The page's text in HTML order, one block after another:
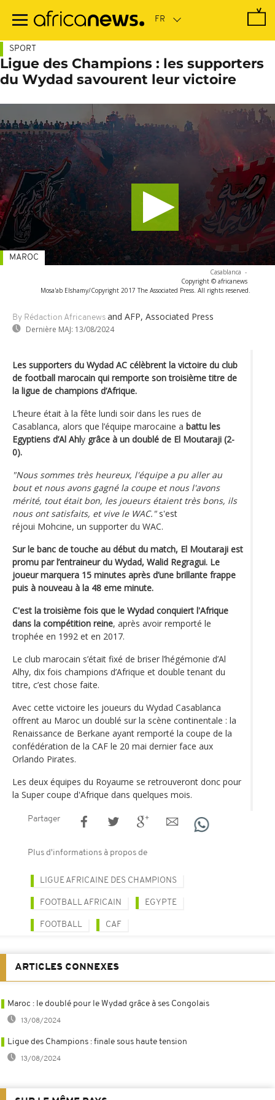
contenu
SPORT
Ligue des Champions : les supporters
du Wydad savourent leur victoire
Casablanca -
Copyright © africanews
Mosa'ab Elshamy/Copyright 2017 The Associated Press. All rights reserved.
By Rédaction Africanews and AFP, Associated Press
Dernière MAJ: 13/08/2024
MAROC
Les supporters du Wydad AC célèbrent la victoire du club
de football marocain qui remporte son troisième titre de
la ligue de champions d’Afrique.
L’heure était à la fête lundi soir dans les rues de
Casablanca, alors que l’équipe marocaine a battu les
Egyptiens d’Al Ahly grâce à un doublé de El Moutaraji (2-
0).
"Nous sommes très heureux, l'équipe a pu aller au
bout et nous avons gagné la coupe et nous l'avons
mérité, tout était bon, les joueurs étaient très bons, ils
nous ont satisfaits, et vive le WAC."s'est
réjoui Mohcine, un supporter du WAC.
Sur le banc de touche au début du match, El Moutaraji est
promu par l’entraineur du Wydad, Walid Regragui. Le
joueur marquera 15 minutes après d’une brillante frappe
puis à nouveau à la 48 eme minute.
C'est la troisième fois que le Wydad conquiert l'Afrique
dans la compétition reine, après avoir remporté le
trophée en 1992 et en 2017.
Le club marocain s’était fixé de briser l’hégémonie d’Al
Alhy, dix fois champions d’Afrique et double tenant du
titre, c’est chose faite.
Avec cette victoire les joueurs du Wydad Casablanca
offrent au Maroc un doublé sur la scène continentale : la
Renaissance de Berkane ayant remporté la coupe de la
confédération de la CAF le 20 mai dernier face aux
Orlando Pirates.
Les deux équipes du Royaume se retrouveront donc pour
la Super coupe d'Afrique dans quelques mois.
Partager
Plus d'informations à propos de
LIGUE AFRICAINE DES CHAMPIONS
FOOTBALL AFRICAIN EGYPTE
FOOTBALL CAF
ARTICLES CONNEXES
Maroc : le doublé pour le Wydad grâce à ses Congolais
13/08/2024
Ligue des Champions : finale sous haute tension
13/08/2024